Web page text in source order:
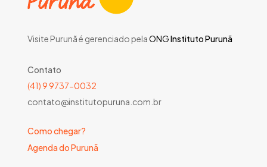
Visite Purunã é gerenciado pelaONGInstituto Purunã
Contato
(41) 9 9737-0032
contato@institutopuruna.com.br
Como chegar?
Agenda do Purunã